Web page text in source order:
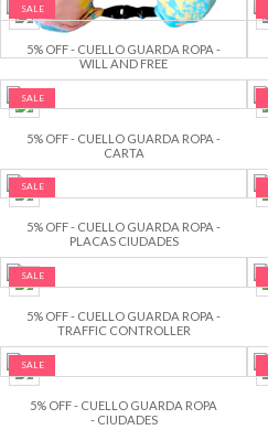
SALE
5% OFF - CUELLO GUARDA ROPA -
WILL AND FREE
SALE
5% OFF - CUELLO GUARDA ROPA -
CARTA
SALE
5% OFF - CUELLO GUARDA ROPA -
PLACAS CIUDADES
SALE
5% OFF - CUELLO GUARDA ROPA -
TRAFFIC CONTROLLER
SALE
5% OFF - CUELLO GUARDA ROPA
- CIUDADES